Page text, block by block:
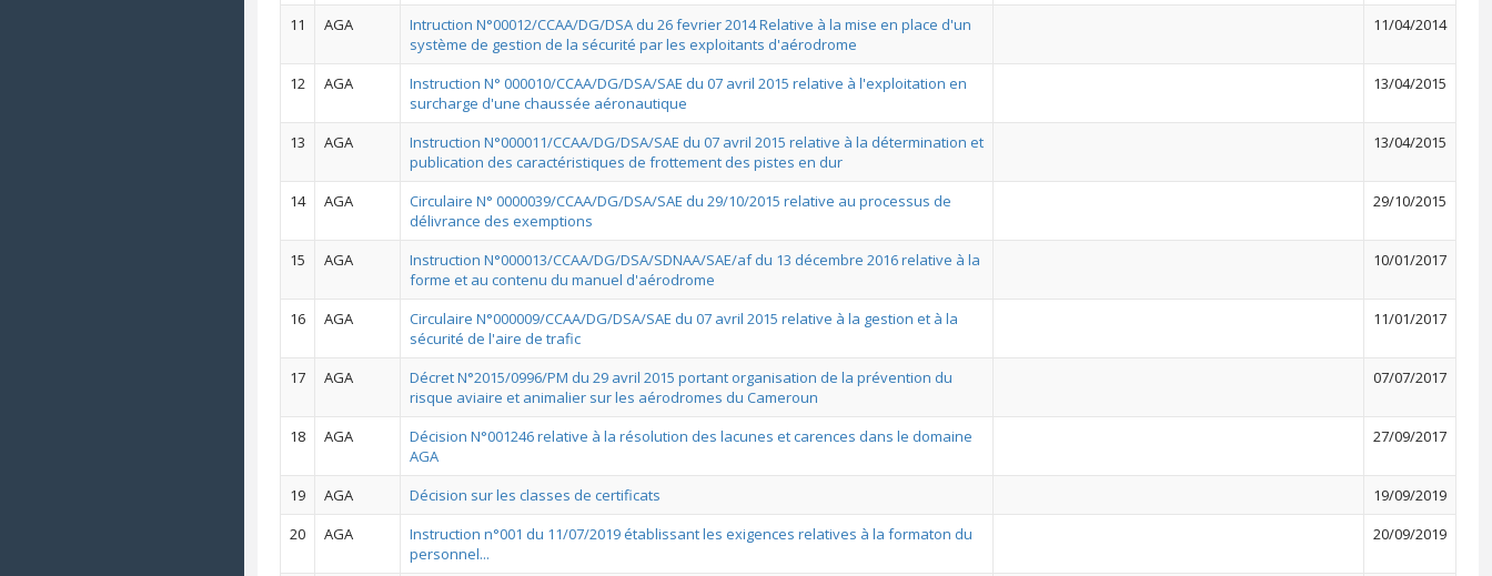
11 AGA
Intruction N°00012/CCAA/DG/DSA du 26 fevrier 2014 Relative à la mise en place d'un
système de gestion de la sécurité par les exploitants d'aérodrome
11/04/2014
12 AGA
Instruction N° 000010/CCAA/DG/DSA/SAE du 07 avril 2015 relative à l'exploitation en
surcharge d'une chaussée aéronautique
13/04/2015
13 AGA
Instruction N°000011/CCAA/DG/DSA/SAE du 07 avril 2015 relative à la détermination et
publication des caractéristiques de frottement des pistes en dur
13/04/2015
14 AGA
Circulaire N° 0000039/CCAA/DG/DSA/SAE du 29/10/2015 relative au processus de
délivrance des exemptions
29/10/2015
15 AGA
Instruction N°000013/CCAA/DG/DSA/SDNAA/SAE/af du 13 décembre 2016 relative à la
forme et au contenu du manuel d'aérodrome
10/01/2017
16 AGA
Circulaire N°000009/CCAA/DG/DSA/SAE du 07 avril 2015 relative à la gestion et à la
sécurité de l'aire de trafic
11/01/2017
17 AGA
Décret N°2015/0996/PM du 29 avril 2015 portant organisation de la prévention du
risque aviaire et animalier sur les aérodromes du Cameroun
07/07/2017
18 AGA
Décision N°001246 relative à la résolution des lacunes et carences dans le domaine
AGA
27/09/2017
19 AGA Décision sur les classes de certificats
19/09/2019
20
AGA
Instruction n°001 du 11/07/2019 établissant les exigences relatives à la formaton du
personnel...
20/09/2019